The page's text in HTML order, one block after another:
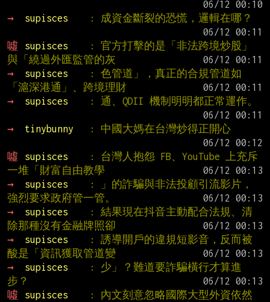
→
supisces
: 成資金斷裂的恐慌，邏輯在哪？
噓
supisces
: 官方打擊的是「非法跨境炒股」
與「繞過外匯監管的灰
→
supisces
: 色管道」，真正的合規管道如
「滬深港通」、跨境理財
→
supisces
: 通、QDII 機制明明都正常運作。
→
tinybunny
: 中國大媽在台灣炒得正開心
噓
supisces
: 台灣人抱怨 FB、YouTube 上充斥
一堆「財富自由教學
→
supisces
: 」的詐騙與非法投顧引流影片，
強烈要求政府管一管。
→
supisces
: 結果現在抖音主動配合法規、清
除那種沒有金融牌照卻
→
supisces
: 誘導開戶的違規短影音，反而被
酸是「資訊獲取管道變
→
supisces
: 少」？難道要詐騙橫行才算進
步？
噓
supisces
: 內文刻意忽略國際大型外資依然